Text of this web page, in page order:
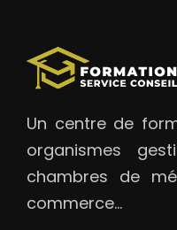
Un centre de
organismes
chambres de
commerce…